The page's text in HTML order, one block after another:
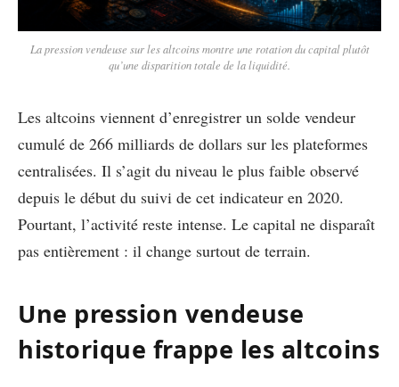
La pression vendeuse sur les altcoins montre une rotation du capital plutôt
qu’une disparition totale de la liquidité.
Les altcoins viennent d’enregistrer un solde vendeur
cumulé de 266 milliards de dollars sur les plateformes
centralisées. Il s’agit du niveau le plus faible observé
depuis le début du suivi de cet indicateur en 2020.
Pourtant, l’activité reste intense. Le capital ne disparaît
pas entièrement : il change surtout de terrain.
Une pression vendeuse
historique frappe les altcoins